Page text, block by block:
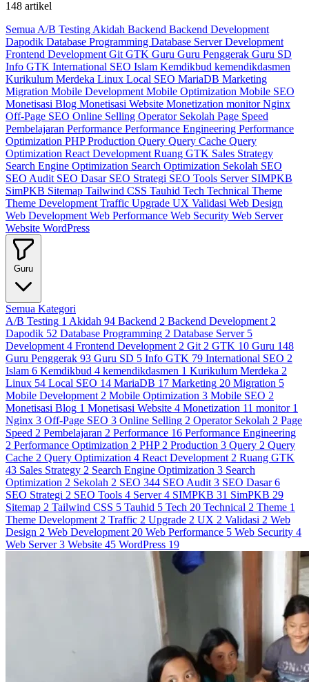
148 artikel
Semua A/B Testing Akidah Backend Backend Development
Dapodik Database Programming Database ServerDevelopment
Frontend Development Git GTK Guru Guru Penggerak Guru SD
Info GTK International SEO Islam Kemdikbud kemendikdasmen
Kurikulum Merdeka Linux Local SEO MariaDB Marketing
Migration Mobile Development Mobile Optimization Mobile SEO
Monetisasi Blog Monetisasi Website Monetization monitorNginx
Off-Page SEO Online Selling Operator Sekolah Page Speed
Pembelajaran Performance Performance Engineering Performance
Optimization PHPProduction Query Query Cache Query
Optimization React Development Ruang GTK Sales Strategy
Search Engine Optimization Search Optimization Sekolah SEO
SEO Audit SEO Dasar SEO Strategi SEO Tools Server SIMPKB
SimPKB Sitemap Tailwind CSS Tauhid Tech Technical Theme
Theme Development Traffic Upgrade UX Validasi Web Design
Web Development Web Performance Web Security Web Server
Website WordPress
Guru
Semua Kategori
A/B Testing 1 Akidah 94 Backend 2 Backend Development 2
Dapodik 52 Database Programming 2 Database Server 5
Development 4 Frontend Development 2 Git 2 GTK 10 Guru 148
Guru Penggerak 93 Guru SD 5 Info GTK 79 International SEO 2
Islam 6 Kemdikbud 4 kemendikdasmen 1 Kurikulum Merdeka 2
Linux 54 Local SEO 14 MariaDB 17 Marketing 20 Migration 5
Mobile Development 2 Mobile Optimization 3 Mobile SEO 2
Monetisasi Blog 1 Monetisasi Website 4 Monetization 11 monitor 1
Nginx 3 Off-Page SEO 3 Online Selling 2 Operator Sekolah 2 Page
Speed 2 Pembelajaran 2 Performance 16 Performance Engineering
2 Performance Optimization 2 PHP 2 Production 3 Query 2 Query
Cache 2 Query Optimization 4 React Development 2 Ruang GTK
43 Sales Strategy 2 Search Engine Optimization 3 Search
Optimization 2 Sekolah 2 SEO 344 SEO Audit 3 SEO Dasar 6
SEO Strategi 2 SEO Tools 4 Server 4 SIMPKB 31 SimPKB 29
Sitemap 2 Tailwind CSS 5 Tauhid 5 Tech 20 Technical 2 Theme 1
Theme Development 2 Traffic 2 Upgrade 2 UX 2 Validasi 2 Web
Design 2 Web Development 20 Web Performance 5 Web Security 4
Web Server 3 Website 45 WordPress 19